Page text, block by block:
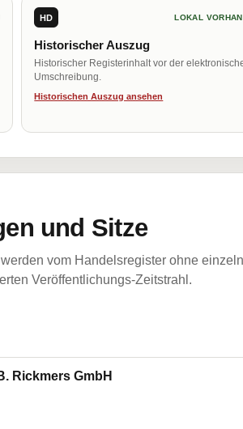
HD LOKAL
Historischer Auszug
Historischer Registerinhalt vor der
Umschreibung.
Historischen Auszug ansehen
und Sitze
vom Handelsregister ohne
Veröffentlichungs-Zeitstrahl.
Rickmers GmbH